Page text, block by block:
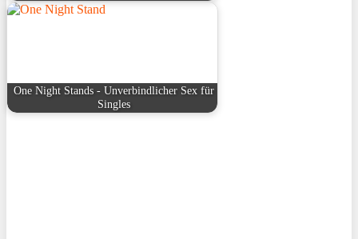
One Night Stands - Unverbindlicher Sex für
Singles